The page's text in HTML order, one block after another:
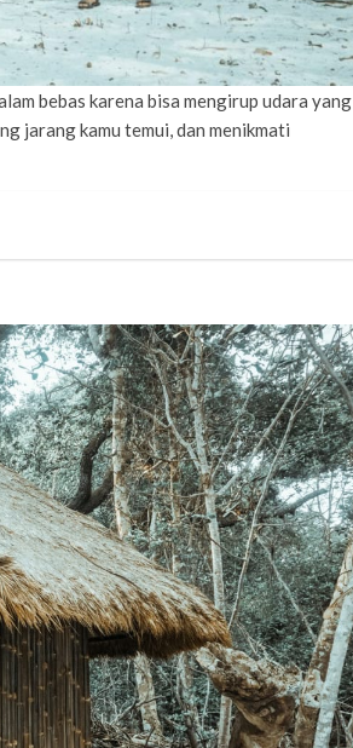
bebas karena bisa mengirup udara yang
jarang kamu temui, dan menikmati